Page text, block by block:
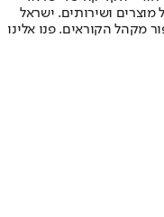
מוצרים ושירותים. ישראל
מקהל הקוראים. פנו אלינו